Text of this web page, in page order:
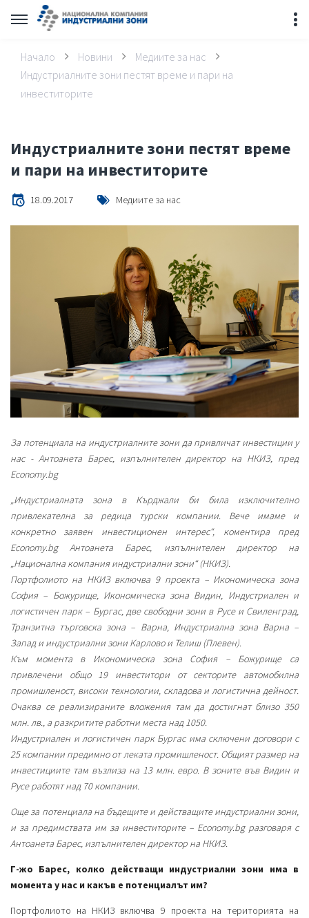
Начало Новини
Медиите за нас
Индустриалните зони пестят време и пари на
инвеститорите
Индустриалните зони пестят време
и пари на инвеститорите
18.09.2017 Медиите за нас
За потенциала на индустриалните зони да привличат инвестиции у
нас - Антоанета Барес, изпълнителен директор на НКИЗ, пред
Economy.bg
„Индустриалната зона в Кърджали би била изключително
привлекателна за редица турски компании. Вече имаме и
конкретно заявен инвестиционен интерес“, коментира пред
Economy.bg Антоанета Барес, изпълнителен директор на
„Национална компания индустриални зони“ (НКИЗ).
Портфолиото на НКИЗ включва 9 проекта – Икономическа зона
София – Божурище, Икономическа зона Видин, Индустриален и
логистичен парк – Бургас, две свободни зони в Русе и Свиленград,
Транзитна търговска зона – Варна, Индустриална зона Варна –
Запад и индустриални зони Карлово и Телиш (Плевен).
Към момента в Икономическа зона София – Божурище са
привлечени общо 19 инвеститори от секторите автомобилна
промишленост, високи технологии, складова и логистична дейност.
Очаква се реализираните вложения там да достигнат близо 350
млн. лв., а разкритите работни места над 1050.
Индустриален и логистичен парк Бургас има сключени договори с
25 компании предимно от леката промишленост. Общият размер на
инвестициите там възлиза на 13 млн. евро. В зоните във Видин и
Русе работят над 70 компании.
Още за потенциала на бъдещите и действащите индустриални зони,
и за предимствата им за инвеститорите – Economy.bg разговаря с
Антоанета Барес, изпълнителен директор на НКИЗ.
Г-жо Барес, колко действащи индустриални зони има в
момента у нас и какъв е потенциалът им?
Портфолиото на НКИЗ включва 9 проекта на територията на